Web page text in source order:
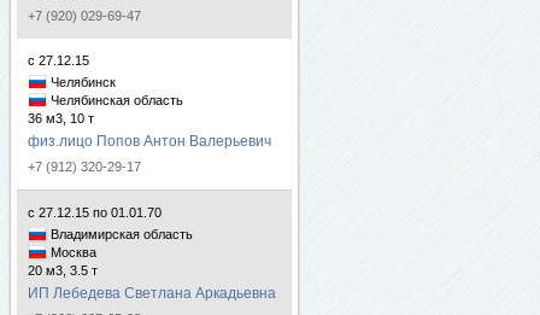
+7 (920) 029-69-47
с 27.12.15
Челябинск
Челябинская область
36 м3, 10 т
физ.лицо Попов Антон Валерьевич
+7 (912) 320-29-17
с 27.12.15 по 01.01.70
Владимирская область
Москва
20 м3, 3.5 т
ИП Лебедева Светлана Аркадьевна